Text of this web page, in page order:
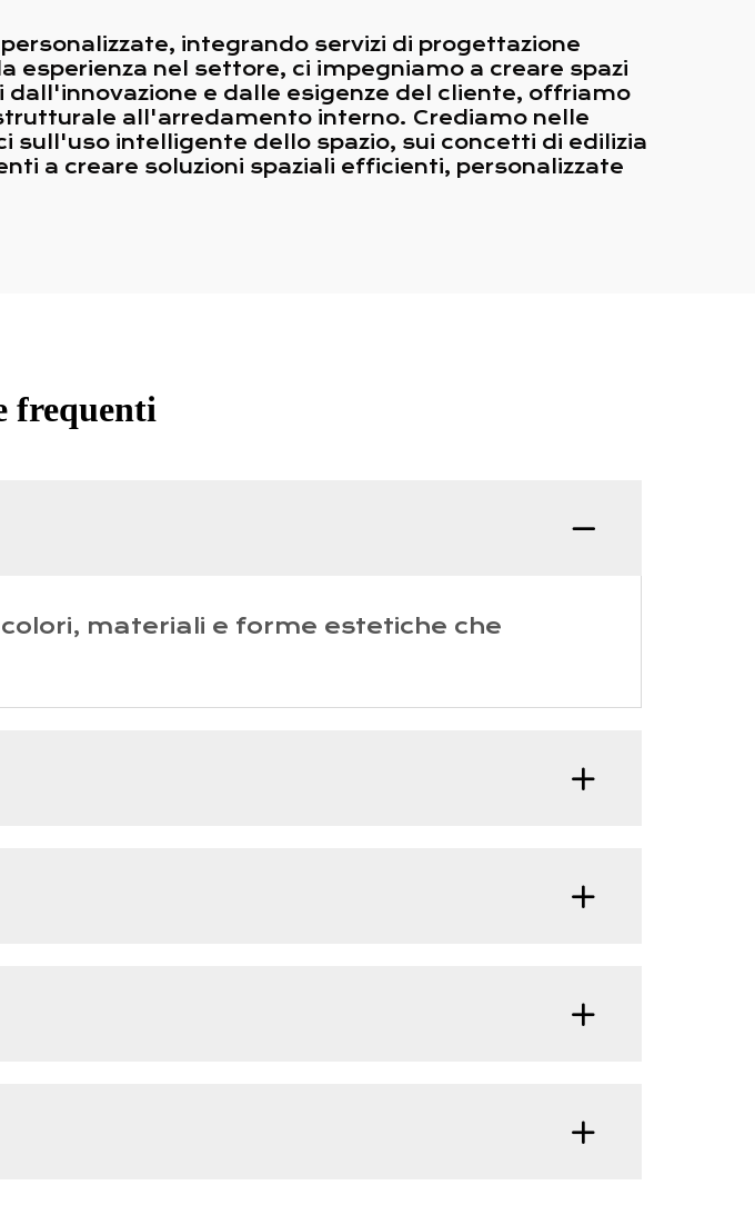
integrando servizi di progettazione
esperienza nel settore, ci impegniamo a creare spazi
e dalle esigenze del cliente, offriamo
all'arredamento interno. Crediamo nelle
sull'uso intelligente dello spazio, sui concetti di edilizia
a creare soluzioni spaziali efficienti, personalizzate
frequenti
materiali e forme estetiche che